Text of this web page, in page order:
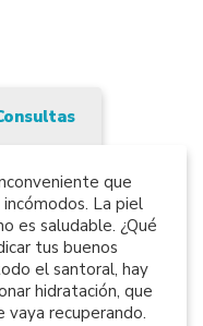
que
La piel
es saludable. ¿Qué
tus buenos
el santoral, hay
hidratación, que
vaya recuperando.